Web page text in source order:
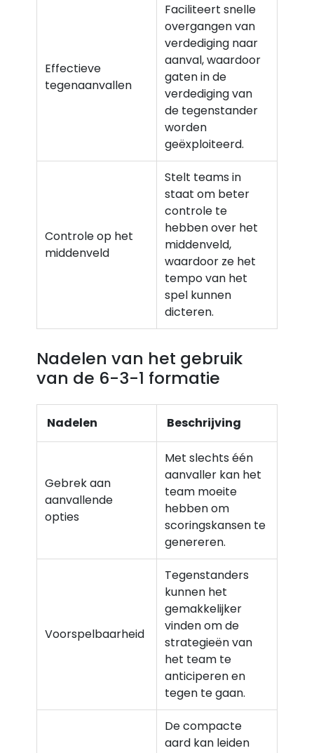
Effectieve
tegenaanvallen
Faciliteert snelle
overgangen van
verdediging naar
aanval, waardoor
gaten in de
verdediging van
de tegenstander
worden
geëxploiteerd.
Controle op het
middenveld
Stelt teams in
staat om beter
controle te
hebben over het
middenveld,
waardoor ze het
tempo van het
spel kunnen
dicteren.
Nadelen van het gebruik
van de 6-3-1 formatie
Nadelen Beschrijving
Gebrek aan
aanvallende
opties
Met slechts één
aanvaller kan het
team moeite
hebben om
scoringskansen te
genereren.
Voorspelbaarheid
Tegenstanders
kunnen het
gemakkelijker
vinden om de
strategieën van
het team te
anticiperen en
tegen te gaan.
De compacte
aard kan leiden